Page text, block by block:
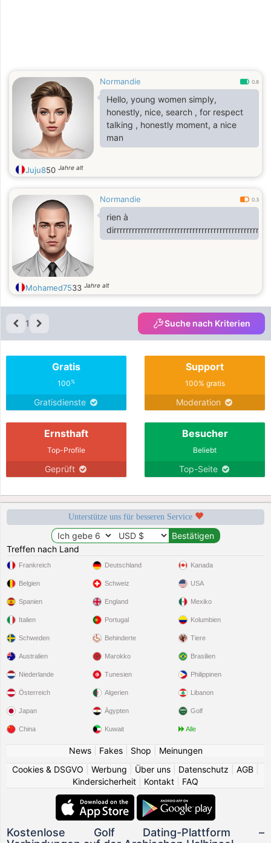
Normandie 0.8
Hello, young women simply,
honestly, nice, search , for respect
talking , honestly moment, a nice
man
Juju850 Jahre alt
Normandie 0.3
rien à
dirrrrrrrrrrrrrrrrrrrrrrrrrrrrrrrrrrrrrrrrrrrrrrrrre
Mohamed7533 Jahre alt
1 Suche nach Kriterien
Gratis
100%
Gratisdienste
Support
100% gratis
Moderation
Ernsthaft
Top-Profile
Geprüft
Besucher
Beliebt
Top-Seite
Unterstütze uns für besseren Service
Treffen nach Land
Frankreich
Belgien
Spanien
Italien
Schweden
Deutschland
Schweiz
England
Portugal
Behinderte
Kanada
USA
Mexiko
Kolumbien
Tiere
Australien
Niederlande
Österreich
Japan
China
Marokko
Tunesien
Algerien
Ägypten
Kuwait
Brasilien
Philippinen
Libanon
Golf
Alle
News| Fakes| Shop
Meinungen
Cookies & DSGVO
Werbung Über uns Datenschutz AGB
Kindersicherheit
Kontakt FAQ
Kostenlose Golf Dating-Plattform –